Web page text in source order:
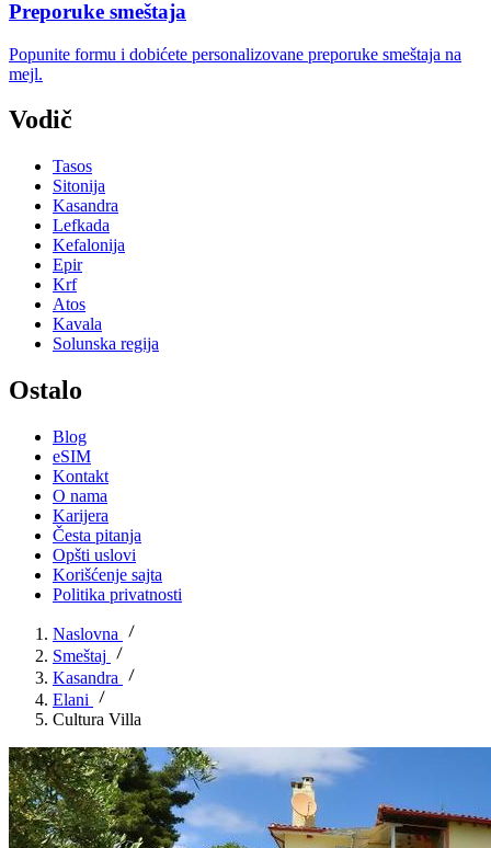
Preporuke smeštaja
Popunite formu i dobićete personalizovane preporuke smeštaja na
mejl.
Vodič
Tasos
Sitonija
Kasandra
Lefkada
Kefalonija
Epir
Krf
Atos
Kavala
Solunska regija
Ostalo
Blog
eSIM
Kontakt
O nama
Karijera
Česta pitanja
Opšti uslovi
Korišćenje sajta
Politika privatnosti
Naslovna
Smeštaj
Kasandra
Elani
Cultura Villa